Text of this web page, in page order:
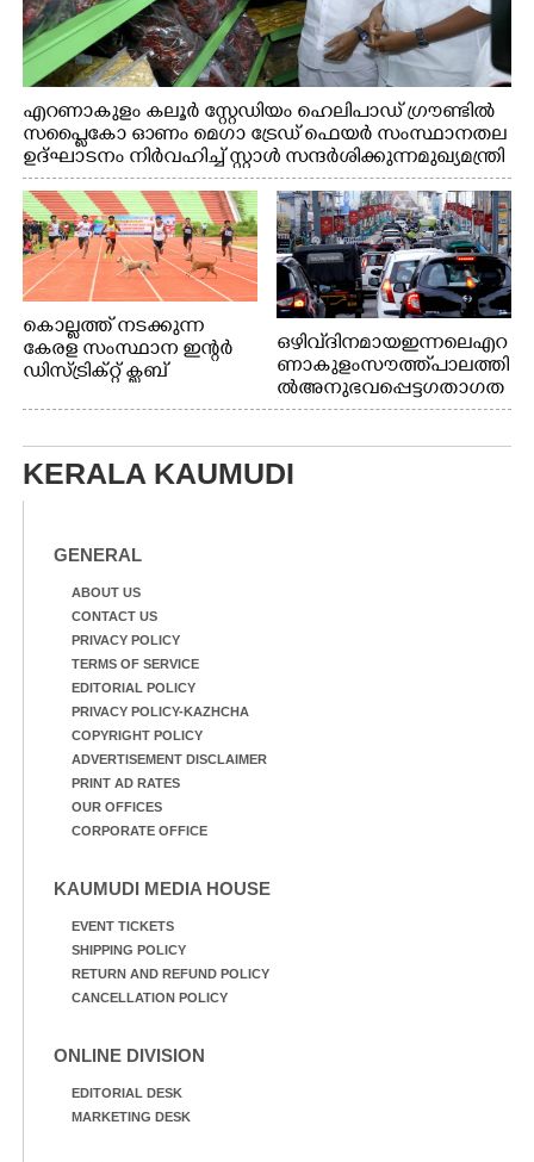
എറണാകുളം കലൂർ സ്റ്റേഡിയം ഹെലിപാഡ് ഗ്രൗണ്ടിൽ
സപ്ളൈകോ ഓണം മെഗാ ട്രേഡ് ഫെയർ സംസ്ഥാനതല
ഉദ്ഘാടനം നിർവഹിച്ച് സ്റ്റാൾ സന്ദർശിക്കുന്ന മുഖ്യമന്ത്രി
വി.ഡി. സതീശൻ. മന്ത്രി അനൂപ് ജേക്കബ് സമീപം
കൊല്ലത്ത് നടക്കുന്ന
കേരള സംസ്ഥാന ഇന്റർ
ഡിസ്ട്രിക്റ്റ് ക്ലബ്
ചാമ്പ്യൻഷിപ്പിൽ അണ്ടർ
20 ആൺകുട്ടികളുടെ 200
മീറ്റർ ഓട്ടം ഫൈനൽ
മത്സരത്തിനിടെ സിന്തറ്റിക്
ട്രാക്കിന് കുറുകെ ഓടുന്ന
ഒഴിവ് ദിനമായ ഇന്നലെ എറ
ണാകുളം സൗത്ത് പാലത്തി
ൽ അനുഭവപ്പെട്ട ഗതാഗത
ക്കുരുക്ക്
KERALA KAUMUDI
GENERAL
ABOUT US
CONTACT US
PRIVACY POLICY
TERMS OF SERVICE
EDITORIAL POLICY
PRIVACY POLICY-KAZHCHA
COPYRIGHT POLICY
ADVERTISEMENT DISCLAIMER
PRINT AD RATES
OUR OFFICES
CORPORATE OFFICE
KAUMUDI MEDIA HOUSE
EVENT TICKETS
SHIPPING POLICY
RETURN AND REFUND POLICY
CANCELLATION POLICY
ONLINE DIVISION
EDITORIAL DESK
MARKETING DESK